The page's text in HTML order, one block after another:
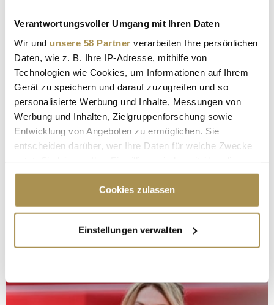
Verantwortungsvoller Umgang mit Ihren Daten
Wir und unsere 58 Partner verarbeiten Ihre persönlichen
Daten, wie z. B. Ihre IP-Adresse, mithilfe von
Technologien wie Cookies, um Informationen auf Ihrem
Gerät zu speichern und darauf zuzugreifen und so
personalisierte Werbung und Inhalte, Messungen von
Werbung und Inhalten, Zielgruppenforschung sowie
Entwicklung von Angeboten zu ermöglichen. Sie
entscheiden darüber, wer Ihre Daten für welche Zwecke
Cookie-Erklärung oder durch Klicken auf das Privacy
Trigger Symbol ändern oder widerrufen
Informationen über Ihre geografische Lage
erfassen, welche bis auf einige Meter genau sein
bestimmten Merkmalen (Fingerprinting) identifizieren
Cookies zulassen
Einstellungen verwalten